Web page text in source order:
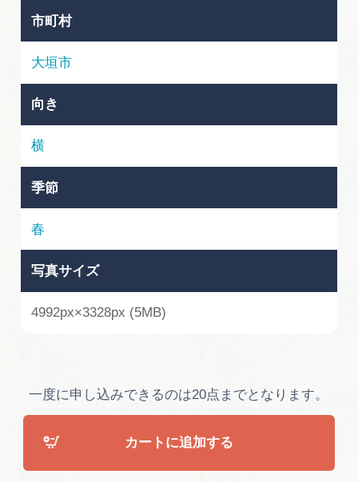
岐阜県アウトドア観光キャンペーン
岐阜県まるごと観光エリアガイド
岐阜県観光データベース
旅行会社・観光事業者の皆様へ
運営組織
広告掲載
サイトポリシー
市町村
大垣市
向き
横
季節
春
写真サイズ
4992px×3328px (5MB)
一度に申し込みできるのは20点までとなります。
カートに追加する